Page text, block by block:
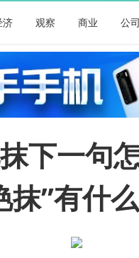
济 观察 商业 公
下一句
抹”有什